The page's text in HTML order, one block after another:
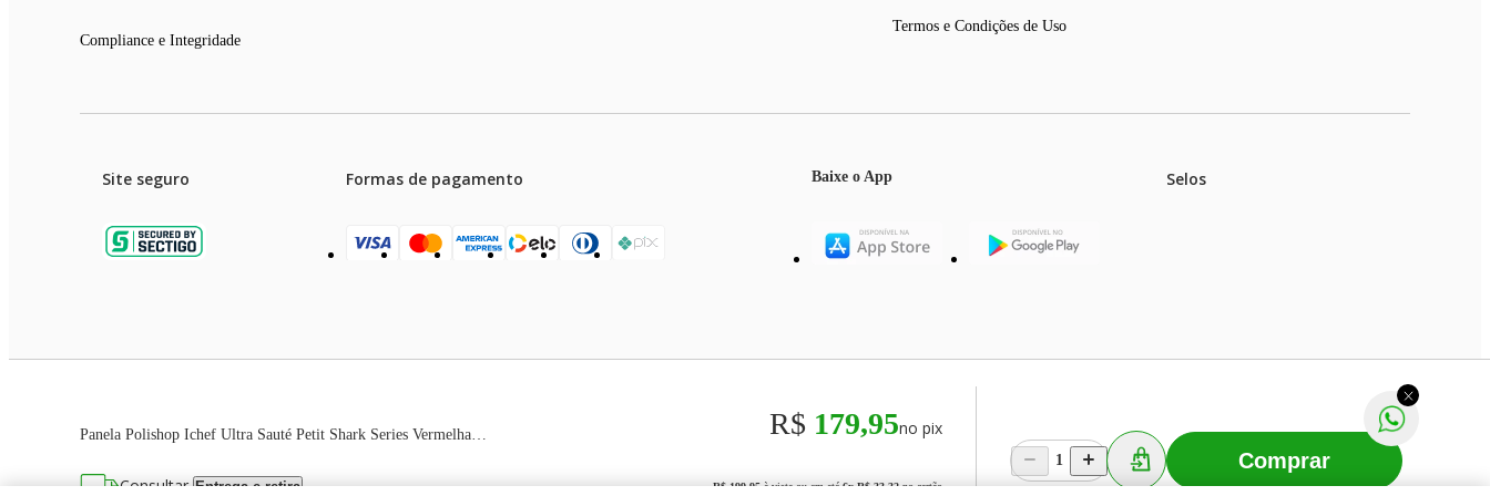
Consultar Entrega e retira
R$ 179,95no pix
R$ 199,95 à vista ou em até 6x R$ 33,32no cartão
1 Comprar
Compliance e Integridade
Termos e Condições de Uso
Site seguro Formas de pagamento Baixe o App Selos
Preços e condições de pagamento válidos exclusivamente para compras efetuadas no site, podendo diferir na rede de lojas físicas.
As imagens dos produtos são meramente ilustrativas. Todos os preços e condições comerciais estão sujeitos a alteração sem aviso prévio. Fast Shop S. A. CNPJ: 43.708.379/0001-
Selecionar os Cookies